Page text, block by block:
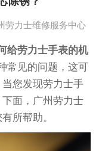
劳力士维修服务中心
给劳力士手表的机
常见的问题，这可
您发现劳力士手
面，广州劳力士
所帮助。